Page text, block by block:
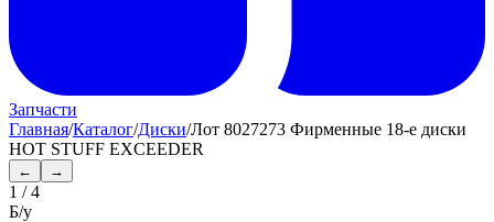
Запчасти
Главная/Каталог/Диски/Лот 8027273 Фирменные 18-е диски
HOT STUFF EXCEEDER
← →
1 /4
Б/у